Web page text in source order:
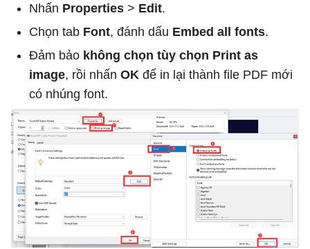
Nhấn Properties > Edit.
Chọn tab Font, đánh dấu Embed all fonts.
Đảm bảo không chọn tùy chọn Print as
image, rồi nhấn OK để in lại thành file PDF mới
có nhúng font.